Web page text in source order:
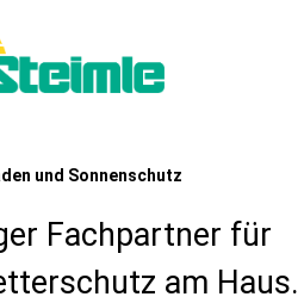
und Sonnenschutz
Fachpartner für
am Haus.